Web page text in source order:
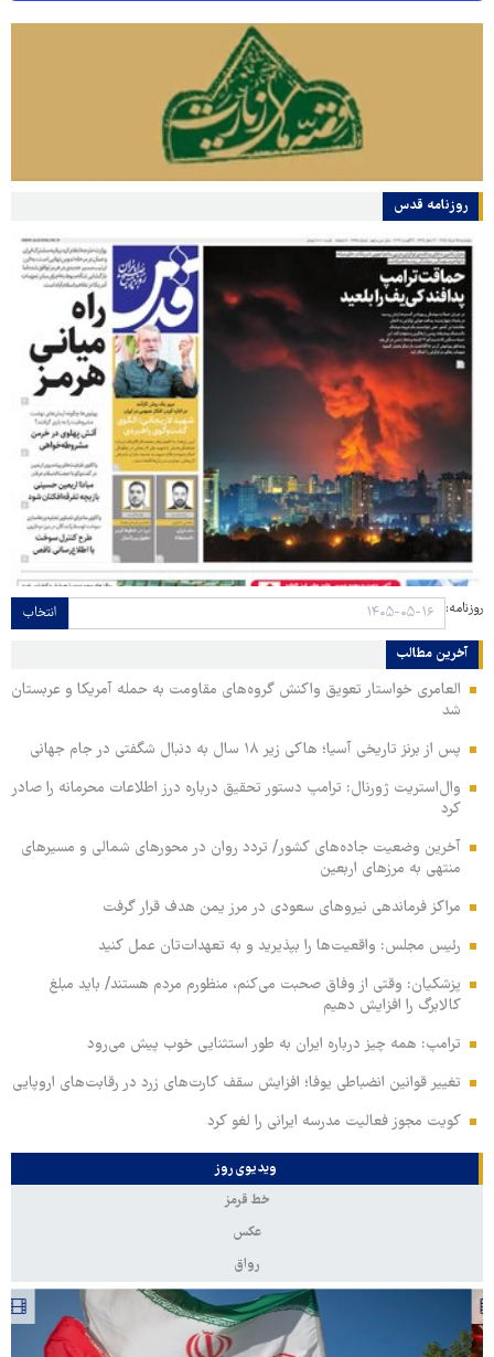
روزنامه قدس
روزنامه: انتخاب
آخرین مطالب
العامری خواستار تعویق واکنش گروه‌های مقاومت به حمله آمریکا و عربستان
شد
پس از برنز تاریخی آسیا؛ هاکی زیر ۱۸ سال به دنبال شگفتی در جام جهانی
وال‌استریت ژورنال: ترامپ دستور تحقیق درباره درز اطلاعات محرمانه را صادر
کرد
آخرین وضعیت جاده‌های کشور/ تردد روان در محورهای شمالی و مسیرهای
منتهی به مرزهای اربعین
مراکز فرماندهی نیروهای سعودی در مرز یمن هدف قرار گرفت
رئیس مجلس: واقعیت‌ها را بپذیرید و به تعهدات‌تان عمل کنید
پزشکیان: وقتی از وفاق صحبت می‌کنم، منظورم مردم هستند/ باید مبلغ
کالابرگ را افزایش دهیم
ترامپ: همه چیز درباره ایران به طور استثنایی خوب پیش می‌رود
تغییر قوانین انضباطی یوفا؛ افزایش سقف کارت‌های زرد در رقابت‌های اروپایی
کویت مجوز فعالیت مدرسه ایرانی را لغو کرد
ویدیوی روز
خط قرمز
عکس
رواق